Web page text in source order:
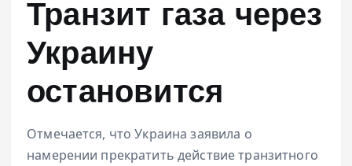
Транзит газа через
Украину
остановится
Отмечается, что Украина заявила о
намерении прекратить действие транзитного